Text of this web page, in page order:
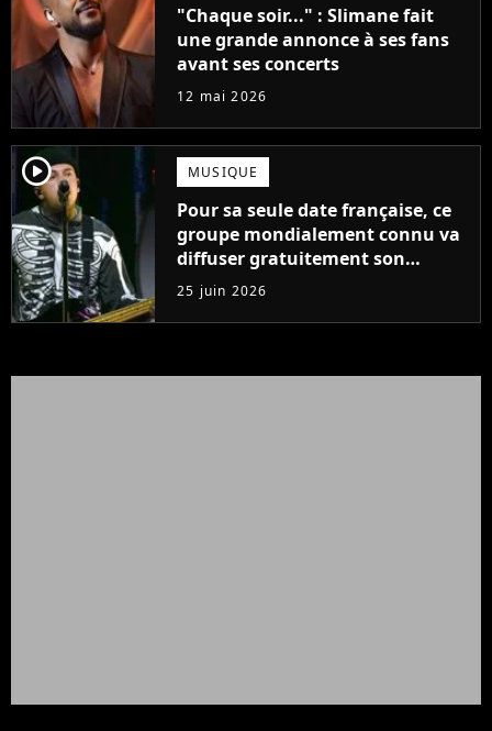
"Chaque soir..." : Slimane fait
une grande annonce à ses fans
avant ses concerts
12 mai 2026
player2 MUSIQUE
Pour sa seule date française, ce
groupe mondialement connu va
diffuser gratuitement son
concert en streaming
25 juin 2026